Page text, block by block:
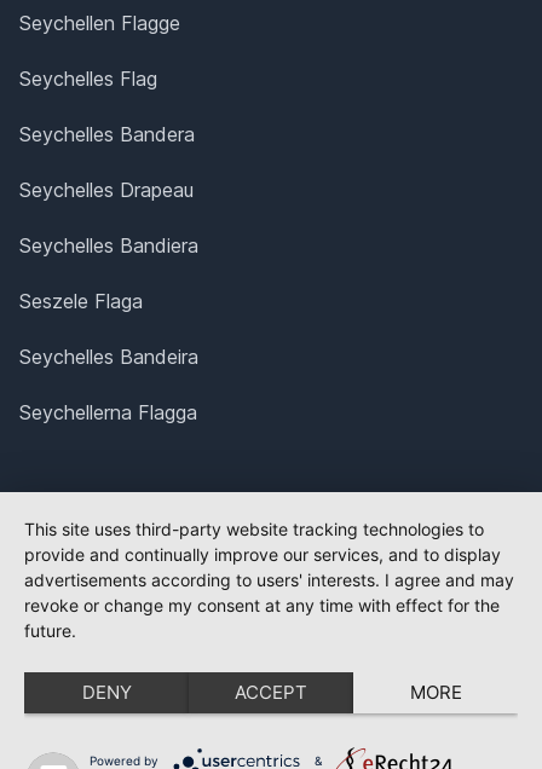
Seychellen Flagge
Seychelles Flag
Seychelles Bandera
Seychelles Drapeau
Seychelles Bandiera
Seszele Flaga
Seychelles Bandeira
Seychellerna Flagga
This site uses third-party website tracking technologies to
provide and continually improve our services, and to display
advertisements according to users' interests. I agree and may
revoke or change my consent at any time with effect for the
future.
DENY ACCEPT MORE
Powered by &